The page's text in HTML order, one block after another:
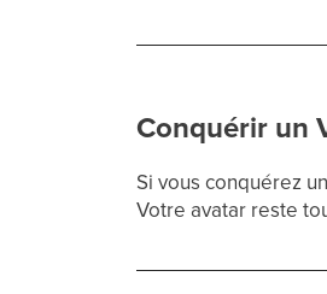
Conquérir un
Si vous conquérez
Votre avatar reste